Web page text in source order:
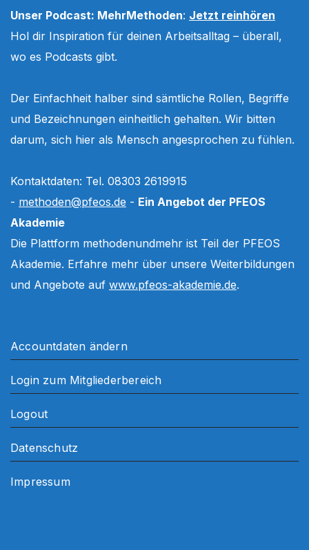
Unser Podcast: MehrMethoden: Jetzt reinhören
Hol dir Inspiration für deinen Arbeitsalltag – überall,
wo es Podcasts gibt.
Der Einfachheit halber sind sämtliche Rollen, Begriffe
und Bezeichnungen einheitlich gehalten. Wir bitten
darum, sich hier als Mensch angesprochen zu fühlen.
Kontaktdaten: Tel. 08303 2619915
- methoden@pfeos.de - Ein Angebot der PFEOS
Akademie
Die Plattform methodenundmehr ist Teil der PFEOS
Akademie. Erfahre mehr über unsere Weiterbildungen
und Angebote auf www.pfeos-akademie.de.
Accountdaten ändern
Login zum Mitgliederbereich
Logout
Datenschutz
Impressum